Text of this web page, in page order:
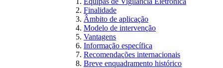
Finalidade
Âmbito de aplicação
Modelo de intervenção
Vantagens
Informação específica
Recomendações internacionais
Breve enquadramento histórico